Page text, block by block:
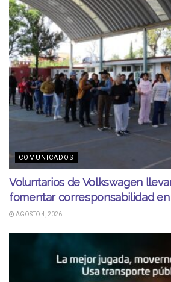
COMUNICADOS
Voluntarios de Volkswagen
fomentar corresponsabilidad
AGOSTO 4, 2026